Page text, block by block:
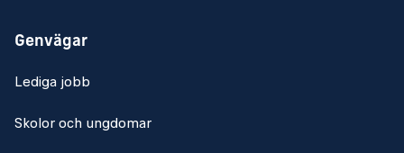
Genvägar
Lediga jobb
Skolor och ungdomar